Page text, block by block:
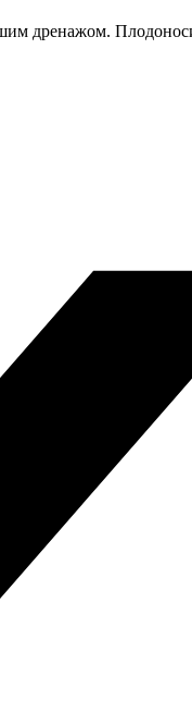
дренажом.